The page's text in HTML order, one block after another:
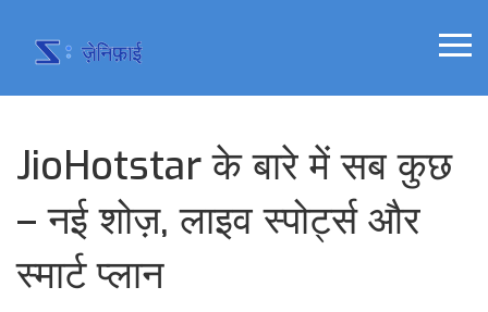
JioHotstar के बारे में सब कुछ
– नई शोज़, लाइव स्पोर्ट्स और
स्मार्ट प्लान